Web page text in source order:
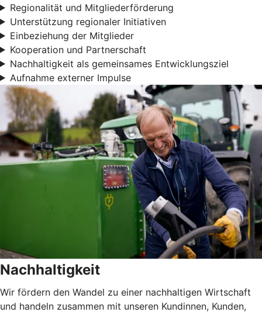
Regionalität und Mitgliederförderung
Unterstützung regionaler Initiativen
Einbeziehung der Mitglieder
Kooperation und Partnerschaft
Nachhaltigkeit als gemeinsames Entwicklungsziel
Aufnahme externer Impulse
Nachhaltigkeit
Wir fördern den Wandel zu einer nachhaltigen Wirtschaft
und handeln zusammen mit unseren Kundinnen, Kunden,